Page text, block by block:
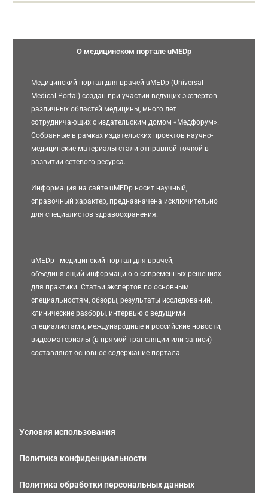
О медицинском портале uMEDp
Медицинский портал для врачей uMEDp (Universal
Medical Portal) создан при участии ведущих экспертов
различных областей медицины, много лет
сотрудничающих с издательским домом «Медфорум».
Собранные в рамках издательских проектов научно-
медицинские материалы стали отправной точкой в
развитии сетевого ресурса.
Информация на сайте uMEDp носит научный,
справочный характер, предназначена исключительно
для специалистов здравоохранения.
uMEDp - медицинский портал для врачей,
объединяющий информацию о современных решениях
для практики. Статьи экспертов по основным
специальностям, обзоры, результаты исследований,
клинические разборы, интервью с ведущими
специалистами, международные и российские новости,
видеоматериалы (в прямой трансляции или записи)
составляют основное содержание портала.
Условия использования
Политика конфиденциальности
Политика обработки персональных данных